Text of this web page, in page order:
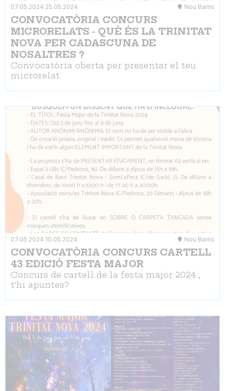
07.05.2024 25.05.2024 Nou Barris
CONVOCATÒRIA CONCURS
MICRORELATS - QUÈ ÉS LA TRINITAT
NOVA PER CADASCUNA DE
NOSALTRES ?
Convocatòria oberta per presentar el teu
microrelat
07.05.2024 10.05.2024 Nou Barris
CONVOCATÒRIA CONCURS CARTELL
43 EDICIÓ FESTA MAJOR
Concurs de cartell de la festa major 2024 ,
t'hi apuntes?